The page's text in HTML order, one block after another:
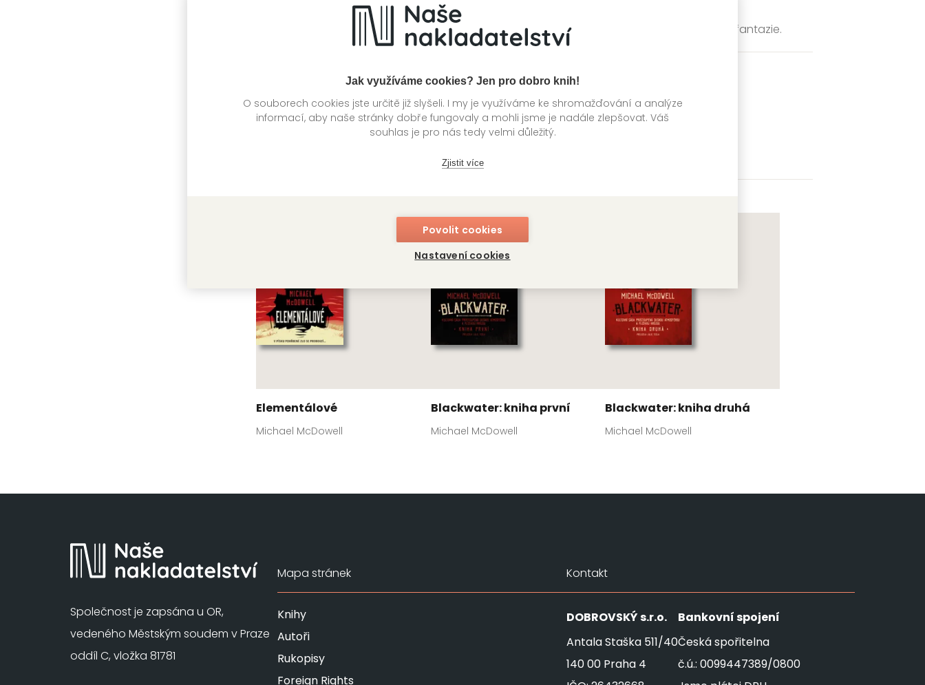
Jak využíváme cookies? Jen pro dobro knih!
O souborech cookies jste určitě již slyšeli. I my je využíváme ke shromažďování a analýze
informací, aby naše stránky dobře fungovaly a mohli jsme je nadále zlepšovat. Váš
souhlas je pro nás tedy velmi důležitý.
Zjistit více
Povolit cookies
Nastavení cookies
Autor hororového bestselleru Elementálové nás opět zve do tajemných krajin své úžasné fantazie.
titulu:
Kategorie >Horory
Elementálové
Michael McDowell
Blackwater: kniha první
Michael McDowell
Blackwater: kniha druhá
Michael McDowell
Společnost je zapsána u OR,
vedeného Městským soudem v Praze
oddíl C, vložka 81781
Mapa stránek
Knihy
Autoři
Rukopisy
Foreign Rights
Kontakt
DOBROVSKÝs.r.o.
Antala Staška 511/40
140 00 Praha 4
Bankovní spojení
Česká spořitelna
č.ú.: 0099447389/0800